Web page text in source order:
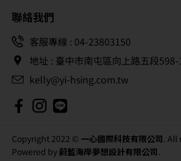
聯絡我們
客服專線 : 04-23803150
地址 : 臺中市南屯區向上路五段
kelly@yi-hsing.com.tw
Copyright 2022 © 一心國際科技有限公司. All
Powered by蔚藍海岸夢想設計有限公司.